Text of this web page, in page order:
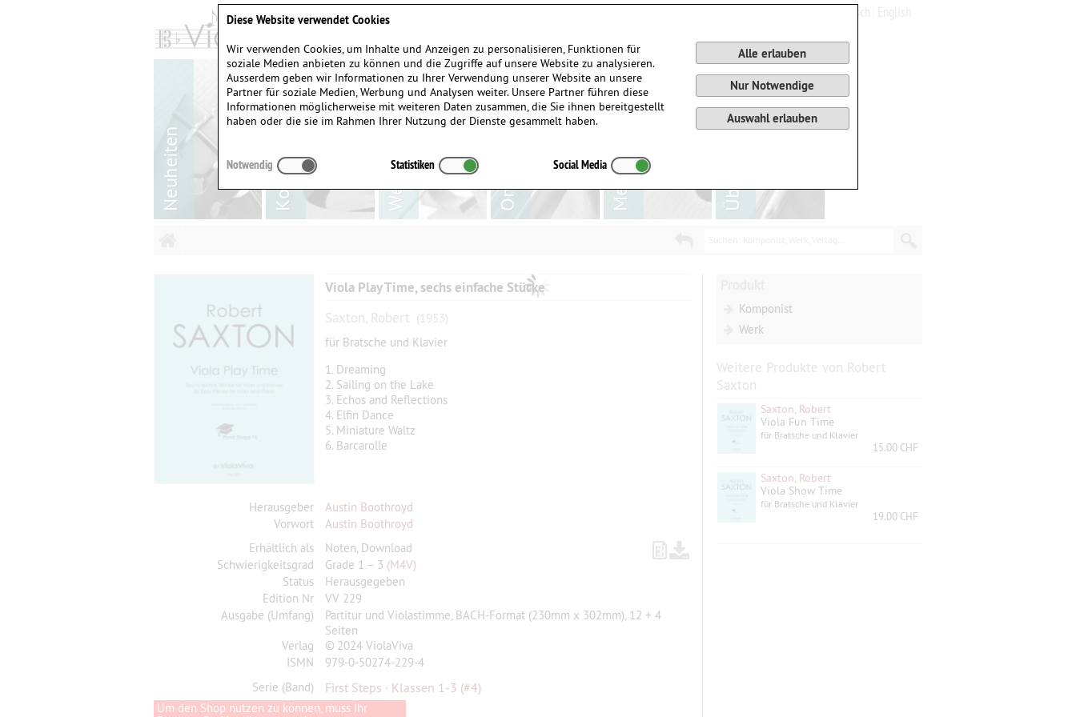
Viola Play Time, sechs einfache Stücke
Saxton, Robert (1953)
für Bratsche und Klavier
1. Dreaming
2. Sailing on the Lake
3. Echos and Reflections
4. Elfin Dance
5. Miniature Waltz
6. Barcarolle
Herausgeber
Austin Boothroyd
Vorwort
Austin Boothroyd
Erhältlich als
Noten, Download
Schwierigkeitsgrad
Grade 1 – 3 (M4V)
Status
Herausgegeben
Edition Nr
VV 229
Ausgabe (Umfang)
Partitur und Violastimme, BACH-Format (230mm x 302mm), 12 + 4
Seiten
Verlag
© 2024 ViolaViva
ISMN
979-0-50274-229-4
Serie (Band)
First Steps · Klassen 1-3 (#4)
Um den Shop nutzen zu können, muss Ihr
Komponist
Werk
Weitere Produkte von Robert
Saxton
Saxton, Robert
Viola Fun Time
für Bratsche und Klavier
15.00 CHF
Saxton, Robert
Viola Show Time
für Bratsche und Klavier
19.00 CHF
Diese Website verwendet Cookies
Wir verwenden Cookies, um Inhalte und Anzeigen zu personalisieren, Funktionen für
soziale Medien anbieten zu können und die Zugriffe auf unsere Website zu analysieren.
Ausserdem geben wir Informationen zu Ihrer Verwendung unserer Website an unsere
Partner für soziale Medien, Werbung und Analysen weiter. Unsere Partner führen diese
Informationen möglicherweise mit weiteren Daten zusammen, die Sie ihnen bereitgestellt
haben oder die sie im Rahmen Ihrer Nutzung der Dienste gesammelt haben.
Alle erlauben
Nur Notwendige
Auswahl erlauben
Notwendig Statistiken Social Media